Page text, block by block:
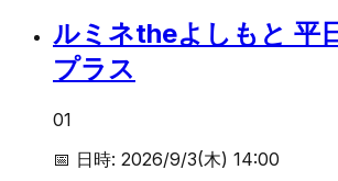
ルミネtheよしもと 平
プラス
01
📅 日時: 2026/9/3(木) 14:00